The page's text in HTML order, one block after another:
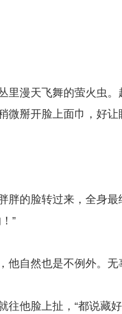
里漫天飞舞的萤火虫
掰开脸上面巾，好让
的脸转过来，全身最
”
他自然也是不例外。
他脸上扯，“都说藏